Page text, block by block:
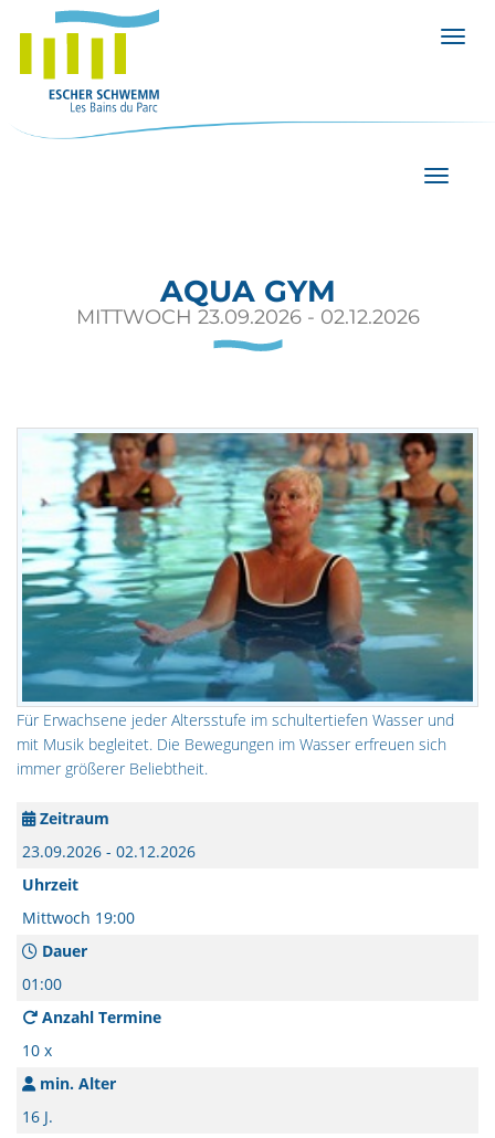
AQUA GYM
MITTWOCH 23.09.2026 - 02.12.2026
Für Erwachsene jeder Altersstufe im schultertiefen Wasser und
mit Musik begleitet. Die Bewegungen im Wasser erfreuen sich
immer größerer Beliebtheit.
Zeitraum
23.09.2026 - 02.12.2026
Uhrzeit
Mittwoch 19:00
Dauer
01:00
Anzahl Termine
10 x
min. Alter
16 J.